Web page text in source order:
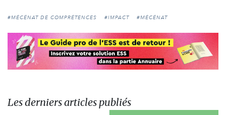
#MÉCÉNAT DE COMPRÉTENCES #IMPACT #MÉCÉNAT
Les derniers articles publiés